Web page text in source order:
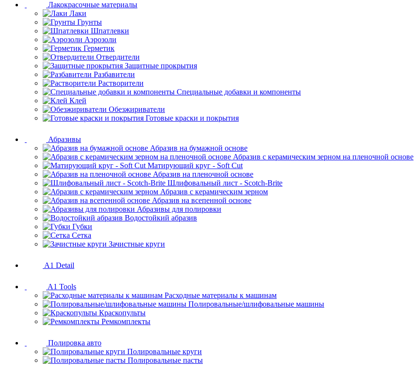
Лакокрасочные материалы
Лаки
Грунты
Шпатлевки
Аэрозоли
Герметик
Отвердители
Защитные прокрытия
Разбавители
Растворители
Специальные добавки и компоненты
Клей
Обезжириватели
Готовые краски и покрытия
Абразивы
Абразив на бумажной основе
Абразив с керамическим зерном на пленочной основе
Матирующий круг - Soft Cut
Абразив на пленочной основе
Шлифовальный лист - Scotch-Brite
Абразив с керамическим зерном
Абразив на всепенной основе
Абразивы для полировки
Водостойкий абразив
Губки
Сетка
Зачистные круги
A1 Detail
A1 Tools
Расходные материалы к машинам
Полировальные/шлифовальные машины
Краскопульты
Ремкомплекты
Полировка авто
Полировальные круги
Полировальные пасты